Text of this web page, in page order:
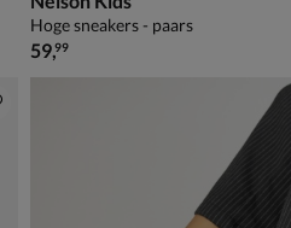
Hoge sneakers - paars
€ 59,99
59,99